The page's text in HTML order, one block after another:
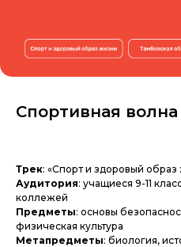
Спортивная волна
Трек: «Спорт и здоровый образ
Аудитория: учащиеся 9-11
коллежей
Предметы: основы
физическая культура
Метапредметы: биология,